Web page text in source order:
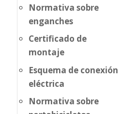
Normativa sobre
enganches
Certificado de
montaje
Esquema de conexión
eléctrica
Normativa sobre